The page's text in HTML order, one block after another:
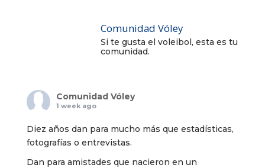
Comunidad Vóley
Si te gusta el voleibol, esta es tu
comunidad.
Comunidad Vóley
1 week ago
Diez años dan para mucho más que estadísticas,
fotografías o entrevistas.
Dan para amistades que nacieron en un